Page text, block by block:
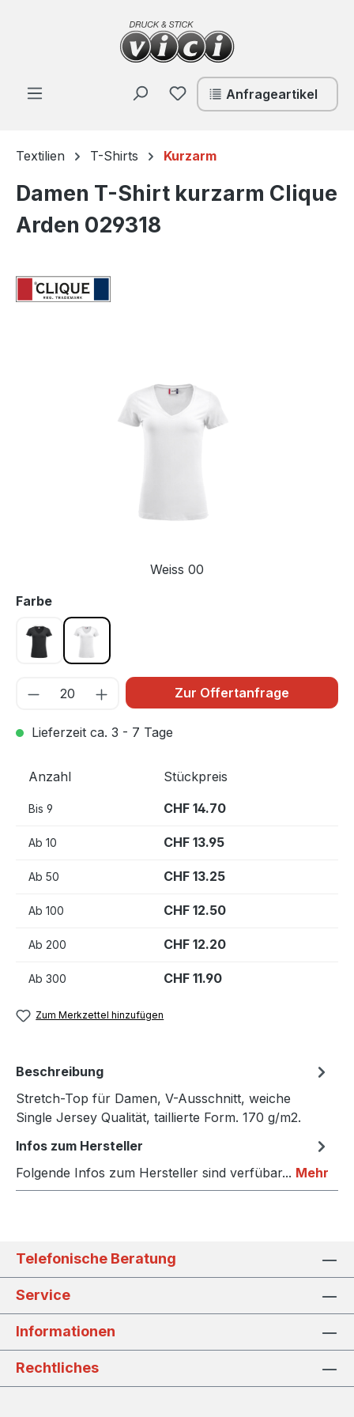
Zum Hauptinhalt springen
Du hast 0 Produkte auf
Anfrageartikel
Textilien T-Shirts Kurzarm
Damen T-Shirt kurzarm Clique
Arden 029318
Weiss 00
Farbeauswählen
Schwarz 99
Zur Offertanfrage
Lieferzeit ca. 3 - 7 Tage
Anzahl Stückpreis
Bis 9 CHF 14.70
Ab 10 CHF 13.95
Ab 50 CHF 13.25
Ab 100 CHF 12.50
Ab 200 CHF 12.20
Ab 300 CHF 11.90
Zum Merkzettel hinzufügen
Beschreibung
Stretch-Top für Damen, V-Ausschnitt, weiche
Single Jersey Qualität, taillierte Form. 170 g/m2.
Infos zum Hersteller
Folgende Infos zum Hersteller sind verfübar... Mehr
Telefonische Beratung
Service
Informationen
Rechtliches